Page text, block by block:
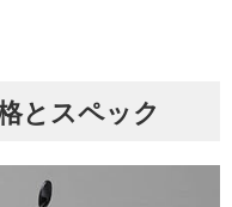
とスペック